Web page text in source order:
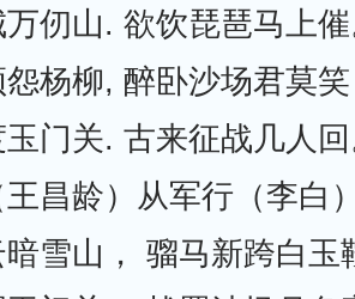
仞山. 欲饮琵琶马上
怨杨柳, 醉卧沙场君莫
门关. 古来征战几人
昌龄）从军行（李白
雪山， 骝马新跨白玉